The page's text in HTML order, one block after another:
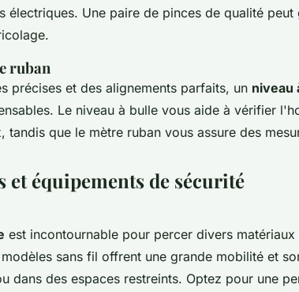
électriques. Une paire de pinces de qualité peut
ruban
précises et des alignements parfaits, un niveau
Le niveau à bulle vous aide à vérifier
tandis que le mètre ruban vous assure des
et équipements de sécurité
est incontournable pour percer divers
sans fil offrent une grande mobilité et
dans des espaces restreints. Optez pour une